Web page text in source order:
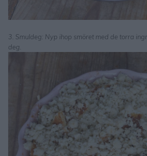
3. Smuldeg: Nyp ihop smöret med de torra
deg.